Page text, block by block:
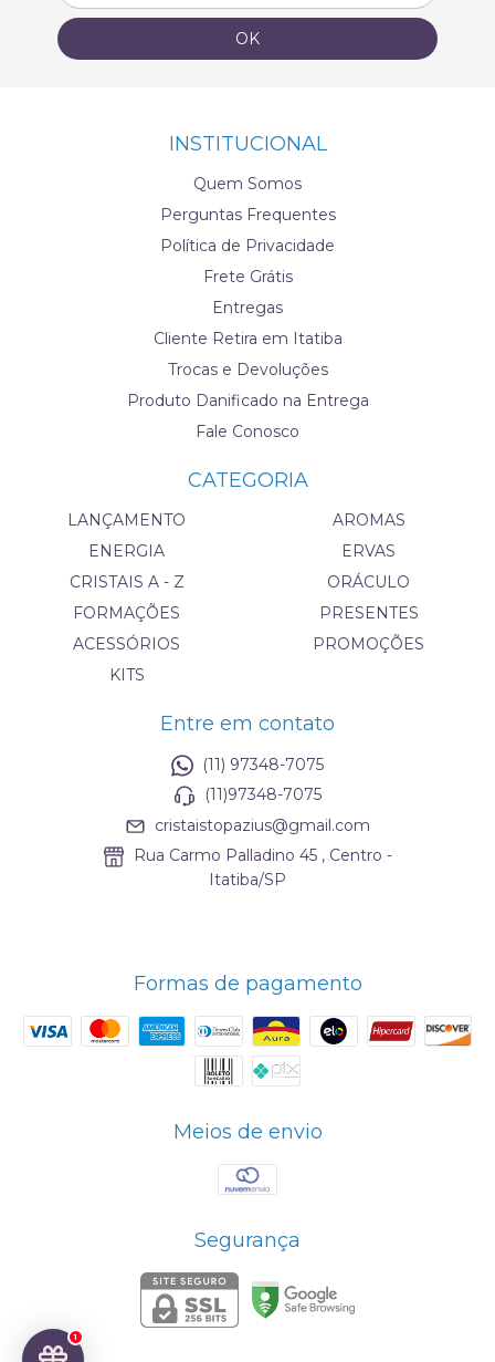
1
INSTITUCIONAL
Quem Somos
Perguntas Frequentes
Política de Privacidade
Frete Grátis
Entregas
Cliente Retira em Itatiba
Trocas e Devoluções
Produto Danificado na Entrega
Fale Conosco
CATEGORIA
LANÇAMENTO
ENERGIA
CRISTAIS A - Z
FORMAÇÕES
ACESSÓRIOS
KITS
AROMAS
ERVAS
ORÁCULO
PRESENTES
PROMOÇÕES
Entre em contato
(11) 97348-7075
(11)97348-7075
cristaistopazius@gmail.com
Rua Carmo Palladino 45 , Centro -
Itatiba/SP
Formas de pagamento
Meios de envio
Segurança